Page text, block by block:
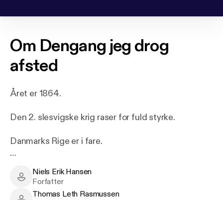
Om Dengang jeg drog
afsted
Året er 1864.
Den 2. slesvigske krig raser for fuld styrke.
Danmarks Rige er i fare.
sig den 18. april midt under det afgørende slag på
Dybbøl Banke pludselig på den forkerte side af
Niels Erik Hansen - Author
Niels Erik Hansen
Forfatter
Thomas Leth Rasmussen